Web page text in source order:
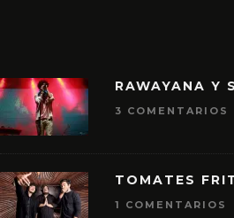
RAWAYANA Y
3 COMENTARIOS
TOMATES
1 COMENTARIOS